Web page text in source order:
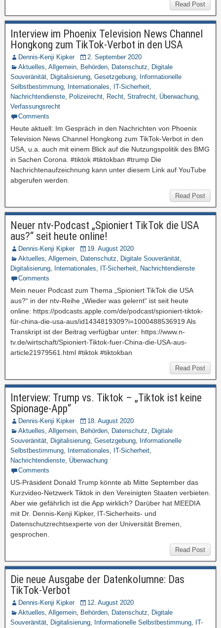
Read Post
Interview im Phoenix Television News Channel
Hongkong zum TikTok-Verbot in den USA
Dennis-Kenji Kipker
2. September 2020
Aktuelles, Allgemein, Behörden, Datenschutz, Digitale
Souveränität, Digitalisierung, Gesetzgebung, Informationelle
Selbstbestimmung, Internationales, IT-Sicherheit,
Nachrichtendienste, Polizeirecht, Recht, Strafrecht, Überwachung,
Verfassungsrecht
Comments
Heute aktuell: Im Gespräch in den Nachrichten von Phoenix
Television News Channel Hongkong zum TikTok-Verbot in den
USA, u.a. auch mit einem Blick auf die Nutzungspolitik des BMG
in Sachen Corona. #tiktok #tiktokban #trump Die
Nachrichtenaufzeichnung kann unter diesem Link auf YouTube
abgerufen werden.
Read Post
Neuer ntv-Podcast „Spioniert TikTok die USA
aus?“ seit heute online!
Dennis-Kenji Kipker
19. August 2020
Aktuelles, Allgemein, Datenschutz, Digitale Souveränität,
Digitalisierung, Internationales, IT-Sicherheit, Nachrichtendienste
Comments
Mein neuer Podcast zum Thema „Spioniert TikTok die USA
aus?“ in der ntv-Reihe „Wieder was gelernt“ ist seit heute
online: https://podcasts.apple.com/de/podcast/spioniert-tiktok-
für-china-die-usa-aus/id1434819309?i=1000488536919 Als
Transkript ist der Beitrag verfügbar unter: https://www.n-
tv.de/wirtschaft/Spioniert-Tiktok-fuer-China-die-USA-aus-
article21979561.html #tiktok #tiktokban
Read Post
Interview: Trump vs. Tiktok – „Tiktok ist keine
Spionage-App“
Dennis-Kenji Kipker
18. August 2020
Aktuelles, Allgemein, Behörden, Datenschutz, Digitale
Souveränität, Digitalisierung, Gesetzgebung, Informationelle
Selbstbestimmung, Internationales, IT-Sicherheit,
Nachrichtendienste, Überwachung
Comments
US-Präsident Donald Trump könnte ab Mitte September das
Kurzvideo-Netzwerk Tiktok in den Vereinigten Staaten verbieten.
Aber wie gefährlich ist die App wirklich? Darüber hat MEEDIA
mit Dr. Dennis-Kenji Kipker, IT-Sicherheits- und
Datenschutzrechtsexperte von der Universität Bremen,
gesprochen.
Read Post
Die neue Ausgabe der Datenkolumne: Das
TikTok-Verbot
Dennis-Kenji Kipker
12. August 2020
Aktuelles, Allgemein, Behörden, Datenschutz, Digitale
Souveränität, Digitalisierung, Informationelle Selbstbestimmung, IT-